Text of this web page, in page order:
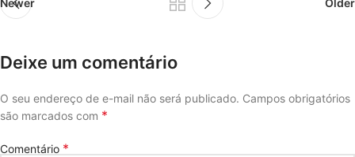
Newer Older
Deixe um comentário
O seu endereço de e-mail não será publicado. Campos obrigatórios
são marcados com *
Comentário *